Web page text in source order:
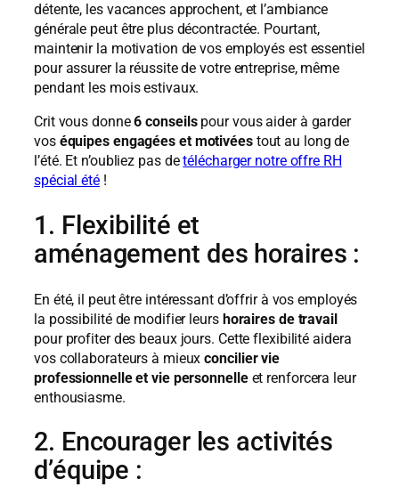
détente, les vacances approchent, et l’ambiance
générale peut être plus décontractée. Pourtant,
maintenir la motivation de vos employés est essentiel
pour assurer la réussite de votre entreprise, même
pendant les mois estivaux.
Crit vous donne6 conseilspour vous aider à garder
vos équipes engagées et motivéestout au long de
l’été. Et n’oubliez pas detélécharger notre offre RH
spécial été!
1. Flexibilité et
aménagement des horaires :
En été, il peut être intéressant d’offrir à vos employés
la possibilité de modifier leurs horaires de travail
pour profiter des beaux jours. Cette flexibilité aidera
vos collaborateurs à mieuxconcilier vie
professionnelle et vie personnelleet renforcera leur
enthousiasme.
2. Encourager les activités
d’équipe :